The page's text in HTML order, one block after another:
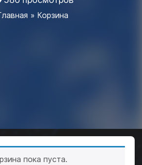
» Корзина
пока пуста.